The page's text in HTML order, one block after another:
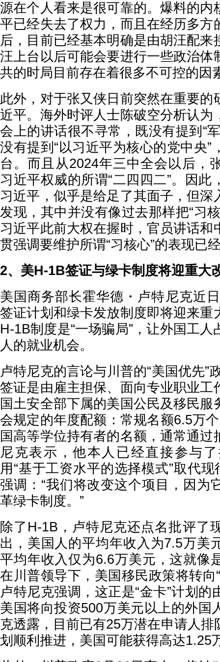
源在个人看来是很可靠的。爆料的内
平已经失去了权力，而且在经历多方
后，目前已经基本明确是由胡汪配来
汪上台以后可能会要进行一些政治体
共的时局目前存在着很多不可控的因
此外，对于张又侠日前突然在重要的
近平。海外时评人士陈破空分析认为
会上的讲话很不寻常，既没有提到“
没有提到“以习近平为核心的党中央”
台。而且从2024年三中全会以后，
习近平权威的所谓“二四四二”。因此
习近平，似乎是给足了其面子，但深
发现，其中并没有像过去那样把“习
习近平此前大权在握时，官员讲话和
贯强调要维护所谓“习核心”的表现已
2、美H-1B签证与绿卡制度将迎重大
美国商务部长霍华德・卢特尼克近
签证计划和绿卡发放制度即将迎来重
H-1B制度是“一场骗局”，让外国工
人的就业机会。
卢特尼克的言论与川普的“美国优先”
签证是由雇主担保、面向专业职业工
国土安全部下属的美国公民及移民服
会规定的年度配额：常规名额6.5万
国高等学位持有者的名额，通常通过
尼克表示，他本人已经直接参与
用“基于工资水平的选择模式”取代现
强调：“我们将改变这个项目，因为
革绿卡制度。”
除了H-1B，卢特尼克还点名批评了
出，美国人的平均年收入为7.5万美
平均年收入仅为6.6万美元，这就像
在川普领导下，美国移民政策将转向
卢特尼克强调，这正是“金卡”计划的
美国将向投资500万美元以上的外国
克透露，目前已有25万潜在申请人排
划顺利推进，美国可能获得高达1.25